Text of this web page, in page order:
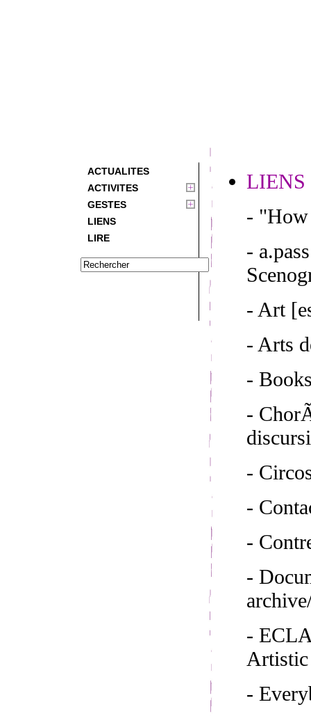
ACTUALITES
ACTIVITES
GESTES
LIENS
LIRE
LIENS
- "How
-
- Art
- Arts
-
-
-
-
-
-
-
Artistic
-